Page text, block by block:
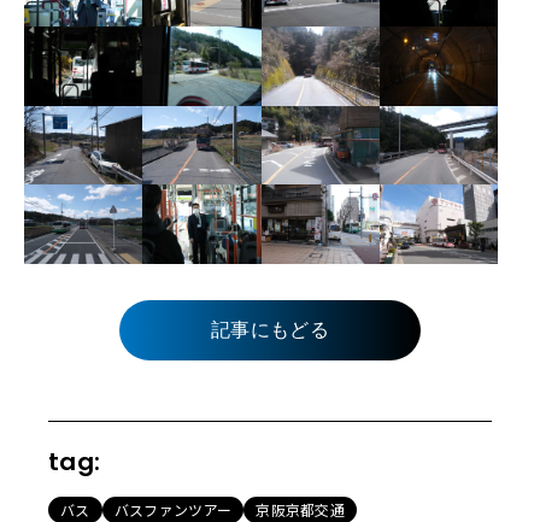
記事にもどる
tag:
バス バスファンツアー 京阪京都交通